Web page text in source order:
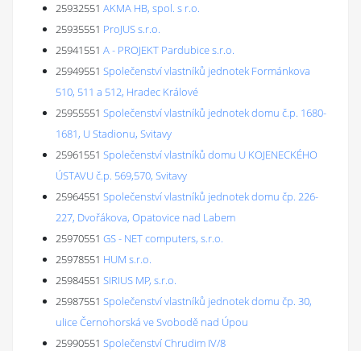
25932551 AKMA HB, spol. s r.o.
25935551 ProJUS s.r.o.
25941551 A - PROJEKT Pardubice s.r.o.
25949551 Společenství vlastníků jednotek Formánkova
510, 511 a 512, Hradec Králové
25955551 Společenství vlastníků jednotek domu č.p. 1680-
1681, U Stadionu, Svitavy
25961551 Společenství vlastníků domu U KOJENECKÉHO
ÚSTAVU č.p. 569,570, Svitavy
25964551 Společenství vlastníků jednotek domu čp. 226-
227, Dvořákova, Opatovice nad Labem
25970551 GS - NET computers, s.r.o.
25978551 HUM s.r.o.
25984551 SIRIUS MP, s.r.o.
25987551 Společenství vlastníků jednotek domu čp. 30,
ulice Černohorská ve Svobodě nad Úpou
25990551 Společenství Chrudim IV/8